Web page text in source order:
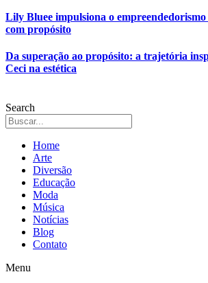
Lily Bluee impulsiona o
com propósito
Da superação ao propósito: a trajetória
Ceci na estética
Search
Home
Arte
Diversão
Educação
Moda
Música
Notícias
Blog
Contato
Menu